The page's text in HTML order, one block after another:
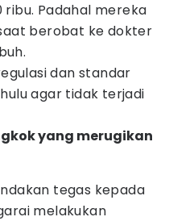
ribu. Padahal mereka
berobat ke dokter
dan standar
agar tidak terjadi
yang merugikan
tegas kepada
melakukan